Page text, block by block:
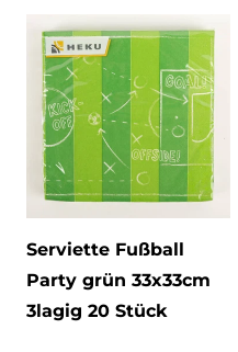
Serviette Fußball
Party grün 33x33cm
3lagig 20 Stück